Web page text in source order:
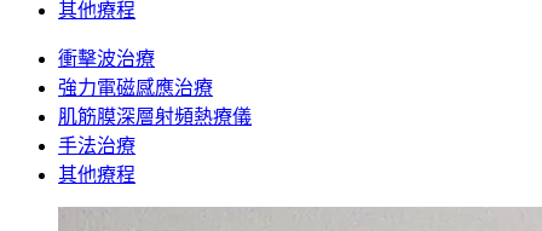
其他療程
衝擊波治療
強力電磁感應治療
肌筋膜深層射頻熱療儀
手法治療
其他療程